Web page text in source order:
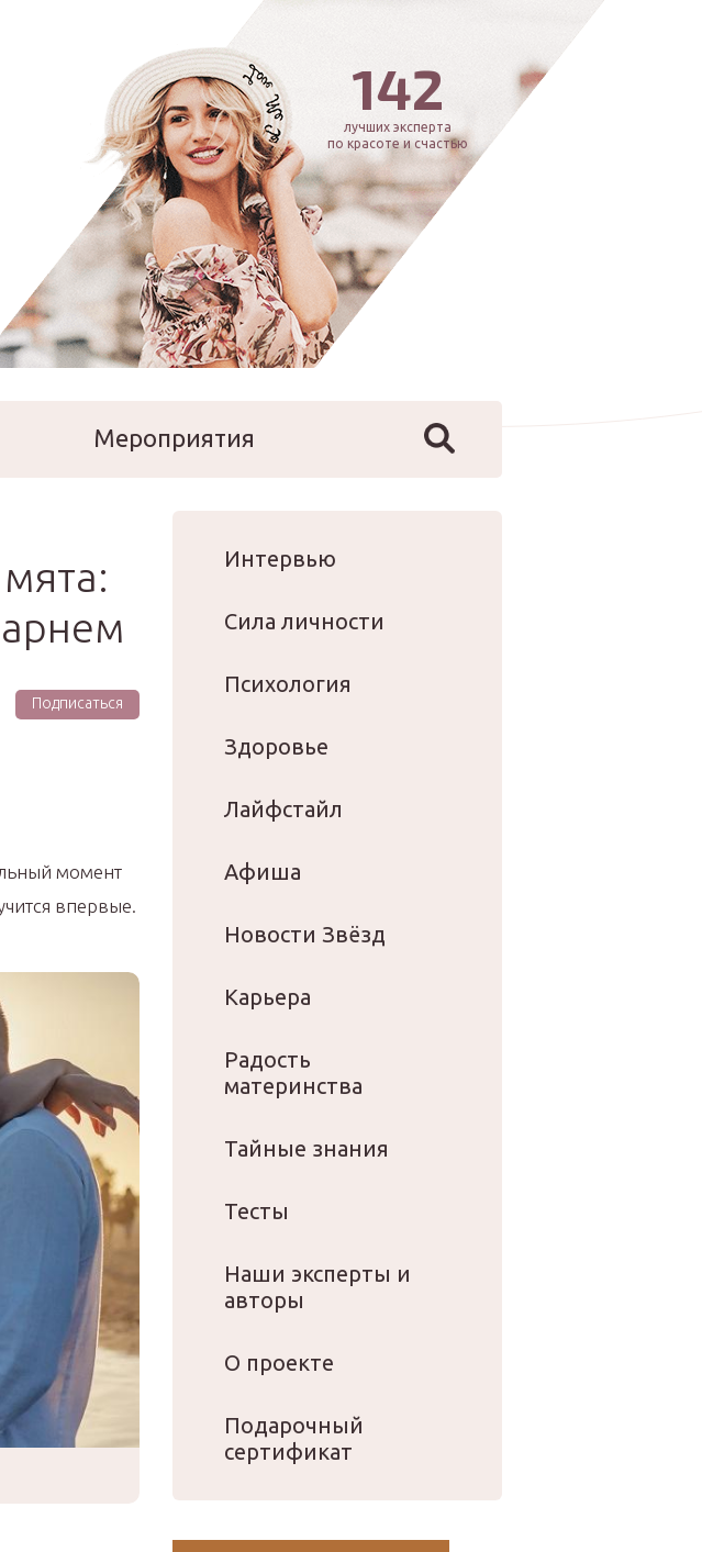
142
лучших эксперта
по красоте и счастью
Мероприятия
Подписаться
момент
впервые.
Интервью
Сила личности
Психология
Здоровье
Лайфстайл
Афиша
Новости Звёзд
Карьера
Радость
материнства
Тайные знания
Тесты
Наши эксперты и
авторы
О проекте
Подарочный
сертификат